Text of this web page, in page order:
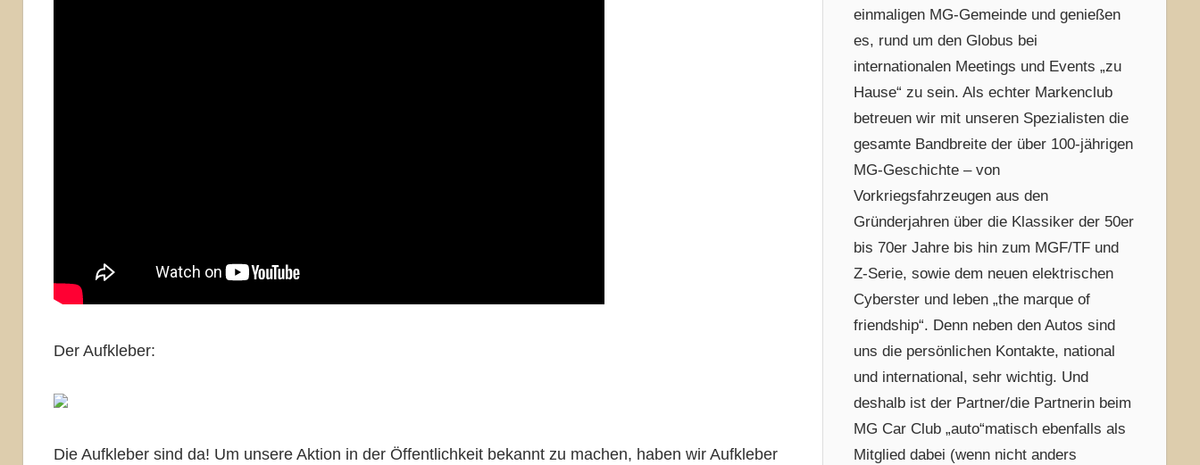
Der Aufkleber:
Die Aufkleber sind da! Um unsere Aktion in der Öffentlichkeit bekannt zu machen, haben wir Aufkleber
einmaligen MG-Gemeinde und genießen
es, rund um den Globus bei
internationalen Meetings und Events „zu
Hause“ zu sein. Als echter Markenclub
betreuen wir mit unseren Spezialisten die
gesamte Bandbreite der über 100-jährigen
MG-Geschichte – von
Vorkriegsfahrzeugen aus den
Gründerjahren über die Klassiker der 50er
bis 70er Jahre bis hin zum MGF/TF und
Z-Serie, sowie dem neuen elektrischen
Cyberster und leben „the marque of
friendship“. Denn neben den Autos sind
uns die persönlichen Kontakte, national
und international, sehr wichtig. Und
deshalb ist der Partner/die Partnerin beim
MG Car Club „auto“matisch ebenfalls als
Mitglied dabei (wenn nicht anders